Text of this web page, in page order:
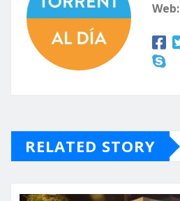
Web:
RELATED STORY